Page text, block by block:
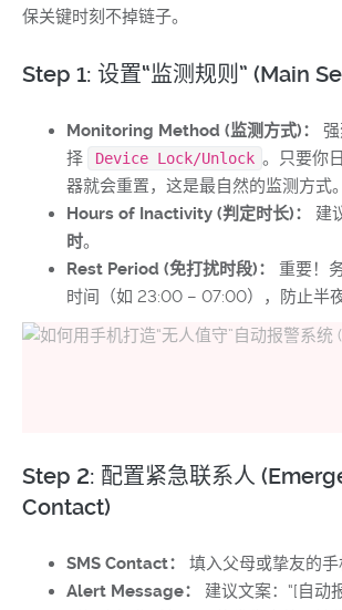
保关键时刻不掉链子。
Step 1: 设置“监测规则” (Main
Monitoring Method (监测方式)：
择
Device Lock/Unlock 。只要你
器就会重置，这是最自然的监测方式。
Hours of Inactivity (判定时长)：
建
时。
Rest Period (免打扰时段)：
重要！
时间（如 23:00 – 07:00），防止半
Step 2: 配置紧急联系人
Contact)
SMS Contact：
填入父母或挚友的手
Alert Message：
建议文案：“[自动